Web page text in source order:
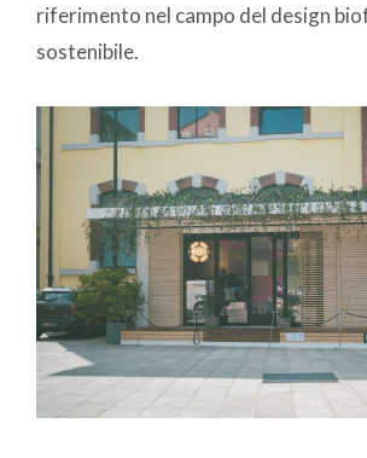
riferimento nel campo del design
sostenibile.